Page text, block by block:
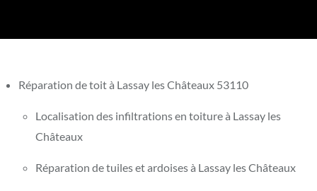
Réparation de toit à Lassay les Châteaux 53110
Localisation des infiltrations en toiture à Lassay les
Châteaux
Réparation de tuiles et ardoises à Lassay les Châteaux